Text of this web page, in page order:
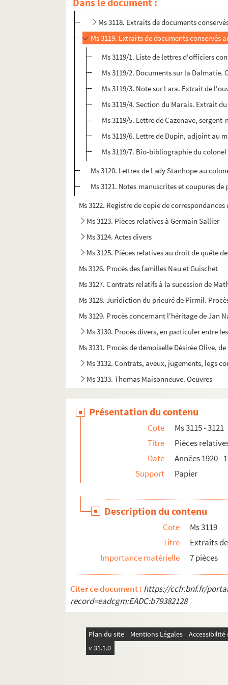
Ms 3117. Extraits de documents
Ms 3118. Extraits de documents
Ms 3119. Extraits de documents conservés
Ms 3119/1. Liste de lettres d'officiers
Ms 3119/2. Documents sur la
Ms 3119/3. Note sur Lara. Extrait de
Ms 3119/4. Section du Marais. Extrait
Ms 3119/5. Lettre de Cazenave,
Ms 3119/6. Lettre de Dupin, adjoint au
Ms 3119/7. Bio-bibliographie du
Ms 3120. Lettres de Lady Stanhope au
Ms 3121. Notes manuscrites et coupures
Ms 3122. Registre de copie de
Ms 3123. Pièces relatives à Germain Sallier
Ms 3124. Actes divers
Ms 3125. Pièces relatives au droit de quête
Ms 3126. Procès des familles Nau et Guischet
Ms 3127. Contrats relatifs à la sucession de
Ms 3128. Juridiction du prieuré de Pirmil.
Ms 3129. Procès concernant l'héritage de Jan
Ms 3130. Procès divers, en particuler entre
Ms 3131. Procès de demoiselle Désirée Olive,
Ms 3132. Contrats, aveux, jugements, legs
Ms 3133. Thomas Maisonneuve. Oeuvres
Ms 3135. Lettres de personnalités de
Ms 3136. Lettres de personnalités de
Ms 3137. Lettres d'Olivier Merson père à
Ms 3138. Lettres de personnalités
Ms 3139. Bernard Roy. Oeuvre théâtrale
Ms 3141. Copie de l'
Articles de la capitulation
Ms 3143. Ange Guépin. Notes sur les affaires
Ms 3144. Charles Jeulin, docteur.Au rendez-
Ms 3146. Pièces diverses
Ms 3147 - 3148. Hector Valladier. Histoire
Ms 3150. Lettre de Julien Lanoë à Jean-Emile
Ms 3151. Abbé Hamel. Histoire de Blain (Loire
Présentation du contenu
Cote
Ms 3115 - 3121
Titre
Pièces
Date
Années 1920 -
Support
Papier
Description du contenu
Cote
Ms 3119
Titre
Extraits
Importance matérielle
7 pièces
Citer ce document : https://ccfr.bnf.fr/
record=eadcgm:EADC:b79382128
Plan du site Mentions Légales
v 31.1.0